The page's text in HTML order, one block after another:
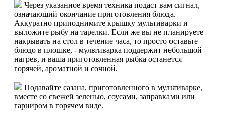
Через указанное время техника подаст вам сигнал,
означающий окончание приготовления блюда.
Аккуратно приподнимите крышку мультиварки и
выложите рыбу на тарелки. Если же вы не планируете
накрывать на стол в течение часа, то просто оставьте
блюдо в плошке, - мультиварка поддержит небольшой
нагрев, и ваша приготовленная рыбка останется
горячей, ароматной и сочной.
Подавайте сазана, приготовленного в мультиварке,
вместе со свежей зеленью, соусами, заправками или
гарниром в горячем виде.